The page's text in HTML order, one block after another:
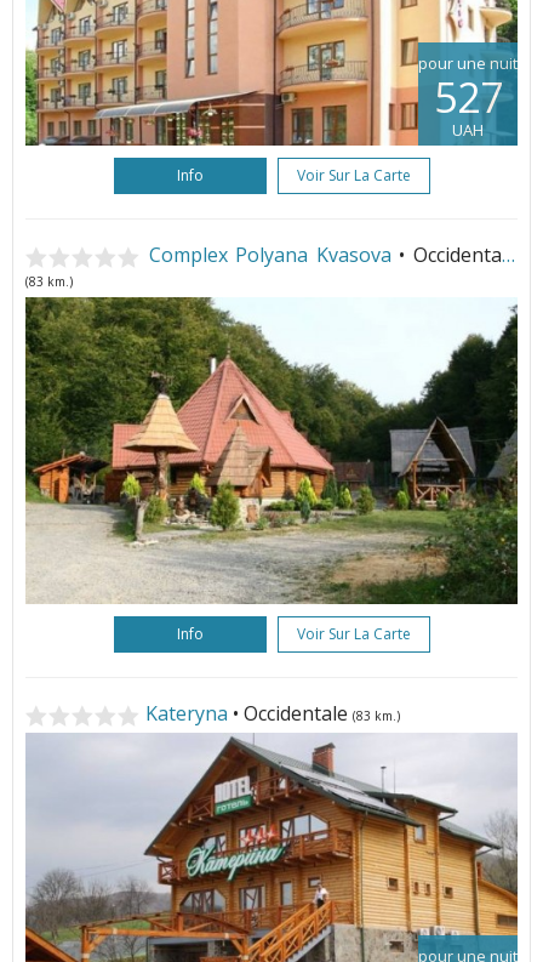
pour une nuit
527
UAH
Info Voir Sur La Carte
Complex Polyana Kvasova • Occidentale
(83 km.)
Info Voir Sur La Carte
Kateryna • Occidentale (83 km.)
pour une nuit